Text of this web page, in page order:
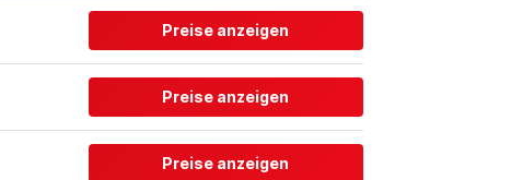
Preise anzeigen
Preise anzeigen
Preise anzeigen